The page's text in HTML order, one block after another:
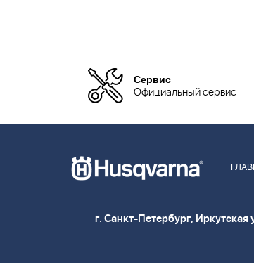
Сервис
Официальный сервис
г. Санкт-Петербург, Иркутская